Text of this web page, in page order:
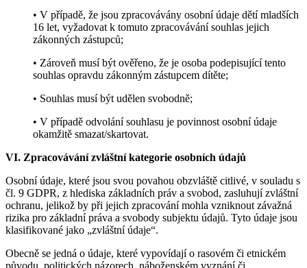
• V případě, že jsou zpracovávány osobní údaje dětí mladších
16 let, vyžadovat k tomuto zpracovávání souhlas jejich
zákonných zástupců;
• Zároveň musí být ověřeno, že je osoba podepisující tento
souhlas opravdu zákonným zástupcem dítěte;
• Souhlas musí být udělen svobodně;
• V případě odvolání souhlasu je povinnost osobní údaje
okamžitě smazat/skartovat.
VI. Zpracovávání zvláštní kategorie osobních údajů
Osobní údaje, které jsou svou povahou obzvláště citlivé, v souladu s
čl. 9 GDPR, z hlediska základních práv a svobod, zasluhují zvláštní
ochranu, jelikož by při jejich zpracování mohla vzniknout závažná
rizika pro základní práva a svobody subjektu údajů. Tyto údaje jsou
klasifikované jako „zvláštní údaje“.
Obecně se jedná o údaje, které vypovídají o rasovém či etnickém
původu, politických názorech, náboženském vyznání či